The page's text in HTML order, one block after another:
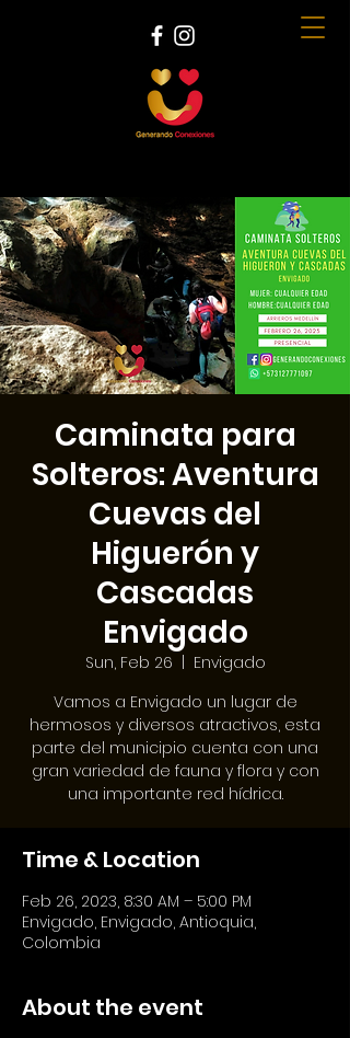
Caminata para
Solteros: Aventura
Cuevas del
Higuerón y
Cascadas
Envigado
Sun, Feb 26
Envigado
Vamos a Envigado un lugar de
hermosos y diversos atractivos, esta
parte del municipio cuenta con una
gran variedad de fauna y flora y con
una importante red hídrica.
Time & Location
Feb 26, 2023, 8:30 AM – 5:00 PM
Envigado, Envigado, Antioquia,
Colombia
About the event